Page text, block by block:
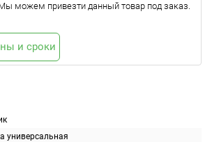
универсальная
можем привезти данный товар под заказ.
и сроки